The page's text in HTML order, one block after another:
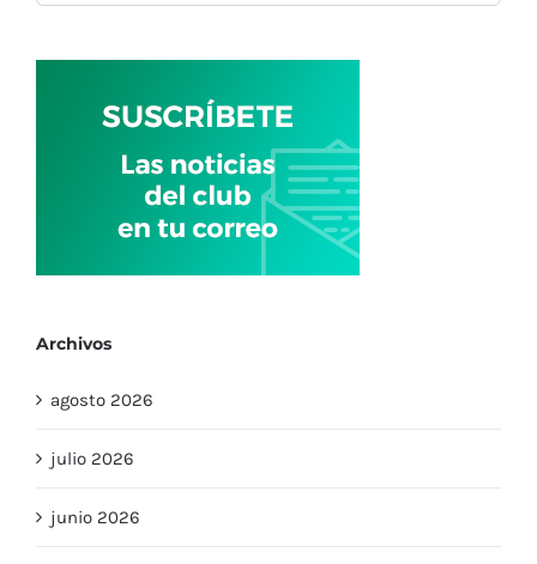
Archivos
agosto 2026
julio 2026
junio 2026